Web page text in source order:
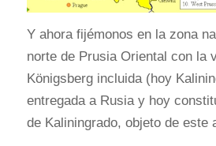
Y ahora fijémonos en la zona
norte de Prusia Oriental con la
Königsberg incluida (hoy
entregada a Rusia y hoy
de Kaliningrado, objeto de este